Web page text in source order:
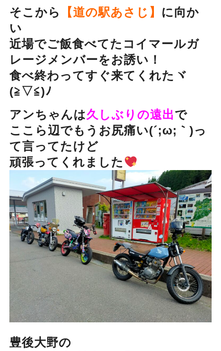
そこから 【道の駅あさじ】 に向か
い
近場でご飯食べてたコイマールガ
レージメンバーをお誘い！
食べ終わってすぐ来てくれたヾ
(≧▽≦)ﾉ
アンちゃんは久しぶりの遠出で
ここら辺でもうお尻痛い(´;ω;｀)っ
て言ってたけど
頑張ってくれました
豊後大野の